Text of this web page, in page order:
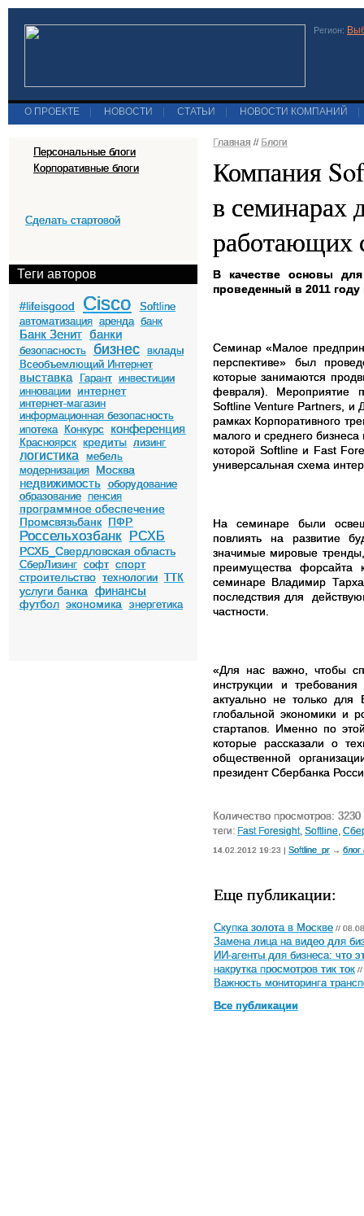
Регион:
О ПРОЕКТЕ НОВОСТИ СТАТЬИ НОВОСТИ КОМПАНИЙ
Персональные блоги
Корпоративные блоги
Сделать стартовой
Теги авторов
#lifeisgood Cisco
Softline
автоматизация аренда банк
Банк Зенит банки
безопасность бизнес
вклады
Всеобъемлющий Интернет
выставка Гарант инвестиции
инновации
интернет
интернет-магазин
информационная безопасность
ипотека
Конкурс конференция
Красноярск кредиты лизинг
логистика
мебель
модернизация
Москва
недвижимость оборудование
образование пенсия
программное обеспечение
Промсвязьбанк ПФР
Россельхозбанк РСХБ
РСХБ_Свердловская область
СберЛизинг софт спорт
строительство технологии ТТК
услуги банка финансы
футбол экономика энергетика
Главная // Блоги
Компания
в семинарах
работающих
В качестве основы
проведенный в 2011
Семинар «Малое
перспективе» был
которые занимаются
февраля). Мероприятие
Softline Venture Partners, и
рамках Корпоративного
малого и среднего бизнеса
которой Softline и Fast
универсальная схема
На семинаре были
повлиять на развитие
значимые мировые
преимущества форсайта
семинаре Владимир
последствия для
частности.
«Для нас важно, чтобы
инструкции и
актуально не только
глобальной экономики и
стартапов. Именно по
которые рассказали о
общественной
президент Сбербанка
Количество просмотров: 3230
теги: Fast Foresight, Softline
14.02.2012 19:23 | Softline_pr → блог
Еще публикации:
Скупка золота в Москве //
Замена лица на видео для
ИИ-агенты для бизнеса: что
накрутка просмотров тик ток //
Важность мониторинга
Все публикации